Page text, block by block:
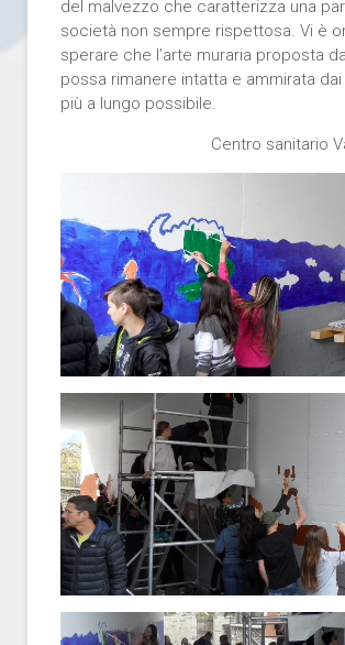
del malvezzo che caratterizza una
società non sempre rispettosa. Vi è
sperare che l’arte muraria proposta
possa rimanere intatta e ammirata dai
più a lungo possibile.
Centro sanitario